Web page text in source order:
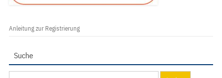
Anleitung zur Registrierung
Suche